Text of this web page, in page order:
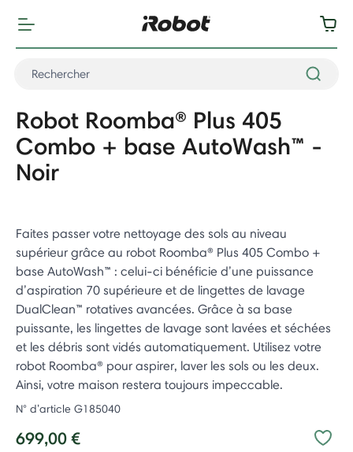
Robot Roomba® Plus 405
Combo + base AutoWash™ -
Noir
Faites passer votre nettoyage des sols au niveau
supérieur grâce au robot Roomba® Plus 405 Combo +
base AutoWash™ : celui-ci bénéficie d’une puissance
d’aspiration 70 supérieure et de lingettes de lavage
DualClean™ rotatives avancées. Grâce à sa base
puissante, les lingettes de lavage sont lavées et séchées
et les débris sont vidés automatiquement. Utilisez votre
robot Roomba® pour aspirer, laver les sols ou les deux.
Ainsi, votre maison restera toujours impeccable.
N° d’article G185040
699,00 €